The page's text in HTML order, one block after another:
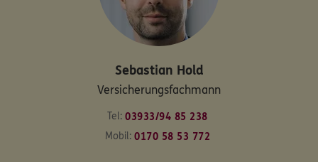
Sebastian Hold
Versicherungsfachmann
Tel: 03933/94 85 238
Mobil: 0170 58 53 772